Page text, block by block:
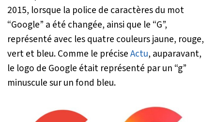
2015, lorsque la police de caractères du mot
“Google” a été changée, ainsi que le “G”,
représenté avec les quatre couleurs jaune, rouge,
vert et bleu. Comme le préciseActu, auparavant,
le logo de Google était représenté par un “g”
minuscule sur un fond bleu.